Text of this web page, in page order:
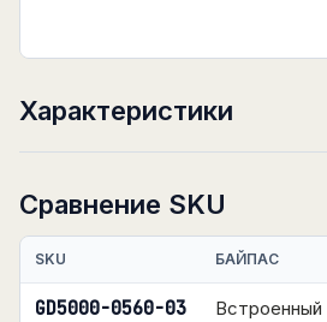
Характеристики
Сравнение SKU
SKU БАЙПАС
GD5000-0560-03 Встроенный